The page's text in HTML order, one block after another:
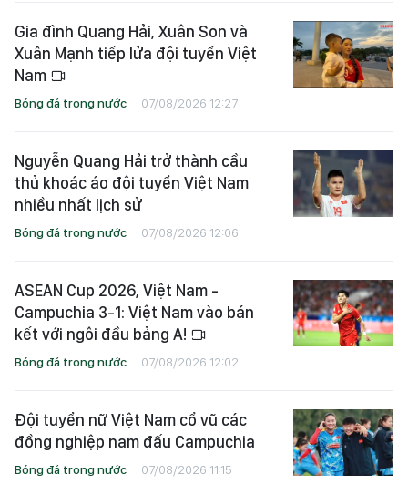
Gia đình Quang Hải, Xuân Son và
Xuân Mạnh tiếp lửa đội tuyển Việt
Nam
Bóng đá trong nước 07/08/2026 12:27
Nguyễn Quang Hải trở thành cầu
thủ khoác áo đội tuyển Việt Nam
nhiều nhất lịch sử
Bóng đá trong nước 07/08/2026 12:06
ASEAN Cup 2026, Việt Nam -
Campuchia 3-1: Việt Nam vào bán
kết với ngôi đầu bảng A!
Bóng đá trong nước 07/08/2026 12:02
Đội tuyển nữ Việt Nam cổ vũ các
đồng nghiệp nam đấu Campuchia
Bóng đá trong nước 07/08/2026 11:15